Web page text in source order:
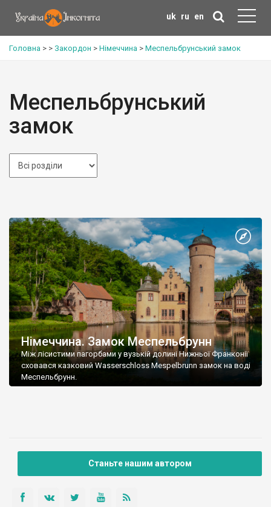
uk ru en
Головна > > Закордон > Німеччина > Меспельбрунський замок
Меспельбрунський
замок
Німеччина. Замок Меспельбрунн
Між лісистими пагорбами у вузькій долині Нижньої Франконії
сховався казковий Wasserschloss Mespelbrunn замок на воді
Меспельбрунн.
Станьте нашим автором